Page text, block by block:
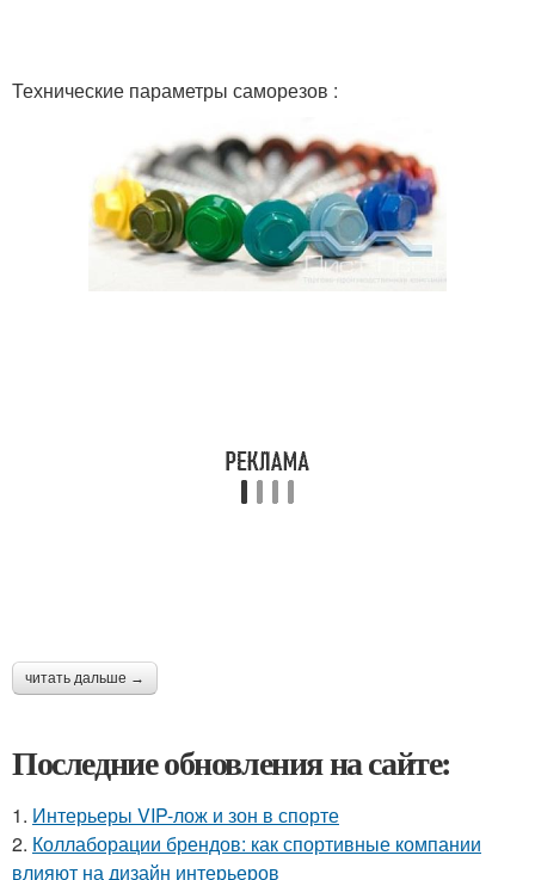
Технические параметры саморезов :
читать дальше →
Последние обновления на сайте:
1. Интерьеры VIP-лож и зон в спорте
2. Коллаборации брендов: как спортивные компании
влияют на дизайн интерьеров